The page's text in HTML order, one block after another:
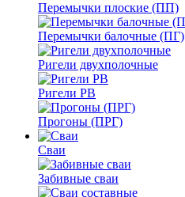
Перемычки плоские (ПП)
Перемычки балочные (ПГ)
Ригели двухполочные
Ригели РВ
Прогоны (ПРГ)
Сваи
Забивные сваи